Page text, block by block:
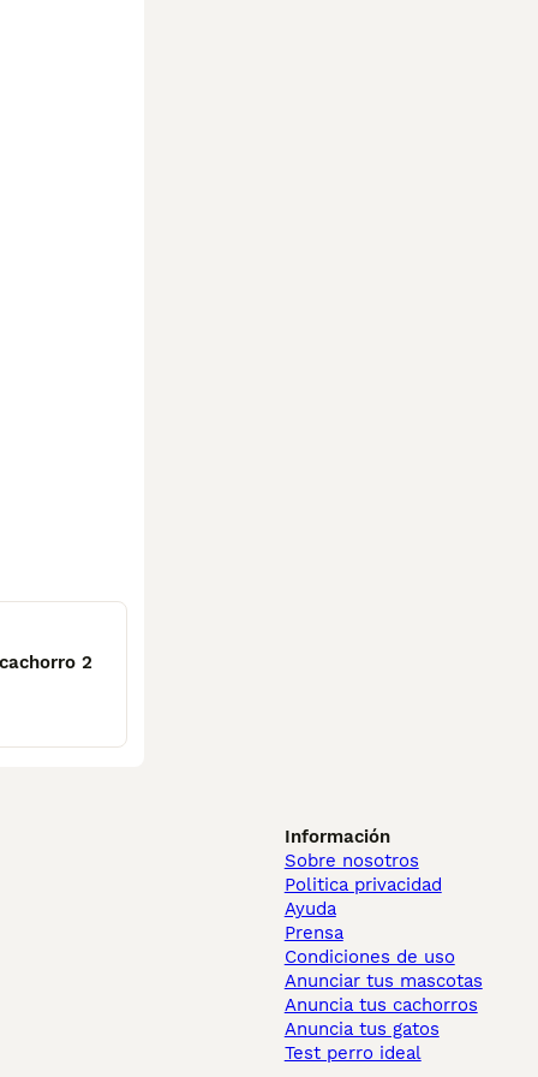
2
Información
Sobre nosotros
Politica privacidad
Ayuda
Prensa
Condiciones de uso
Anunciar tus mascotas
Anuncia tus cachorros
Anuncia tus gatos
Test perro ideal